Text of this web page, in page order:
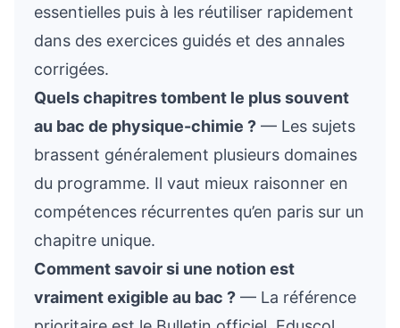
essentielles puis à les réutiliser rapidement
dans des exercices guidés et des annales
corrigées.
Quels chapitres tombent le plus souvent
au bac de physique-chimie ? — Les sujets
brassent généralement plusieurs domaines
du programme. Il vaut mieux raisonner en
compétences récurrentes qu’en paris sur un
chapitre unique.
Comment savoir si une notion est
vraiment exigible au bac ? — La référence